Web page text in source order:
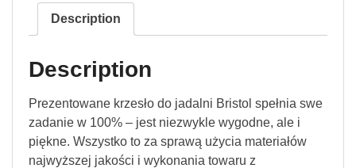
Description
Description
Prezentowane krzesło do jadalni Bristol spełnia swe
zadanie w 100% ‒ jest niezwykle wygodne, ale i
piękne. Wszystko to za sprawą użycia materiałów
najwyższej jakości i wykonania towaru z